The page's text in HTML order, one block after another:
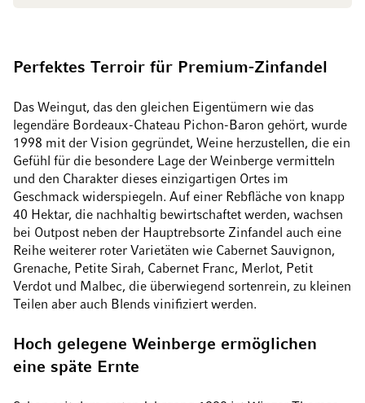
Perfektes Terroir für Premium-Zinfandel
Das Weingut, das den gleichen Eigentümern wie das
legendäre Bordeaux-Chateau Pichon-Baron gehört, wurde
1998 mit der Vision gegründet, Weine herzustellen, die ein
Gefühl für die besondere Lage der Weinberge vermitteln
und den Charakter dieses einzigartigen Ortes im
Geschmack widerspiegeln. Auf einer Rebfläche von knapp
40 Hektar, die nachhaltig bewirtschaftet werden, wachsen
bei Outpost neben der Hauptrebsorte Zinfandel auch eine
Reihe weiterer roter Varietäten wie Cabernet Sauvignon,
Grenache, Petite Sirah, Cabernet Franc, Merlot, Petit
Verdot und Malbec, die überwiegend sortenrein, zu kleinen
Teilen aber auch Blends vinifiziert werden.
Hoch gelegene Weinberge ermöglichen
eine späte Ernte